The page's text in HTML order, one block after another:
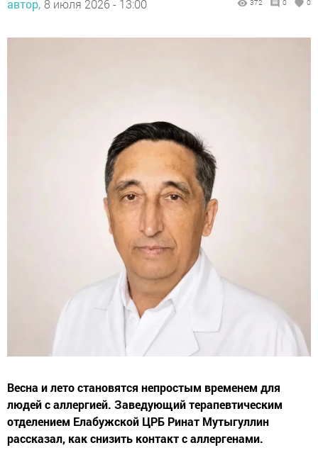
автор, 8 июля 2026 - 13:00 372 0 0
Весна и лето становятся непростым временем для
людей с аллергией. Заведующий терапевтическим
отделением Елабужской ЦРБ Ринат Мутыгуллин
рассказал, как снизить контакт с аллергенами.